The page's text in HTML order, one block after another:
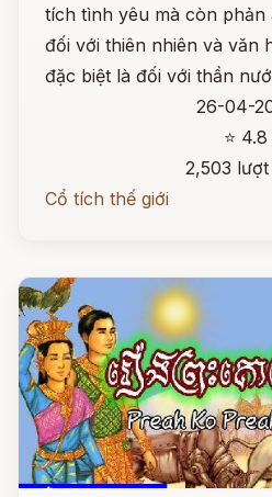
tích tình yêu mà còn
đối với thiên nhiên và văn
đặc biệt là đối với thần
26-04-
⭐ 4.8
2,503
Cổ tích thế giới